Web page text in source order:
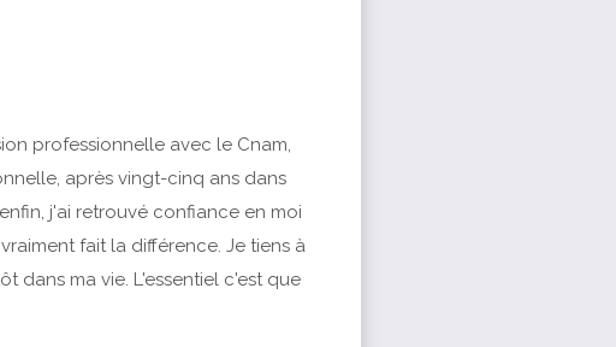
professionnelle avec le Cnam,
après vingt-cinq ans dans
j'ai retrouvé confiance en moi
fait la différence. Je tiens à
dans ma vie. L'essentiel c'est que